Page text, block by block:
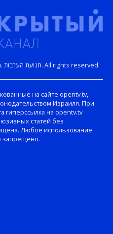
Copyright © Открытый телеканал. תנועת הערבות. All rights reserved.
на сайте opentv.tv,
Израиля. При
гиперссылка на opentv.tv
статей без
Любое использование
запрещено.